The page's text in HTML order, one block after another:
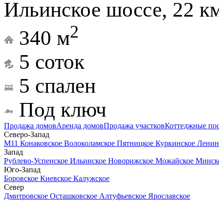
Ильинское шоссе, 22
340 м2
5 соток
5 спален
Под ключ
Продажа домовАренда домовПродажа участковКоттеджные
Северо-Запад
М11 Конаковское Волоколамское Пятницкое Куркинское
Запад
Рублево-Успенское Ильинское Новорижское Можайское
Юго-Запад
Боровское Киевское Калужское
Север
Дмитровское Осташковское Алтуфьевское Ярославское